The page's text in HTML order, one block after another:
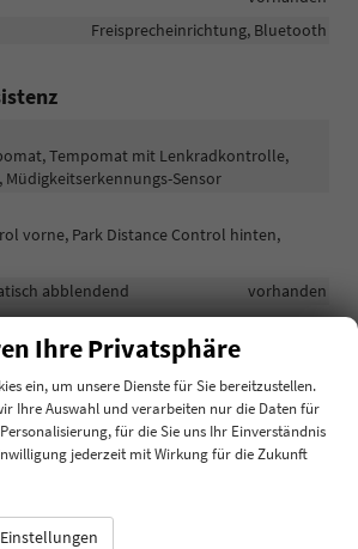
Freisprecheinrichtung, Bluetooth
Tempomat mit Lenkradkontrolle,
Sensor
vorne, Park Distance Control hinten,
abblendend
vorhanden
Lichtsensor, LED-Tagfahrlicht
Reserverad
vorhanden
Zentralverriegelung mit Funkfernbedienung
Ihre Privatsphäre
ein, um unsere Dienste für Sie bereitzustellen.
Ihre Auswahl und verarbeiten nur die Daten für
für die Sie uns Ihr Einverständnis
jederzeit mit Wirkung für die Zukunft
Einstellungen